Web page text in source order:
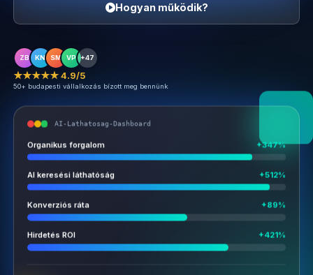
Hogyan működik?
ZB KN SM VP +47
★★★★★ 4.9/5
50+ budapesti vállalkozás bízott meg bennünk
Organikus forgalom +347%
AI keresési láthatóság +512%
Konverziós ráta +89%
Hirdetés ROI +421%